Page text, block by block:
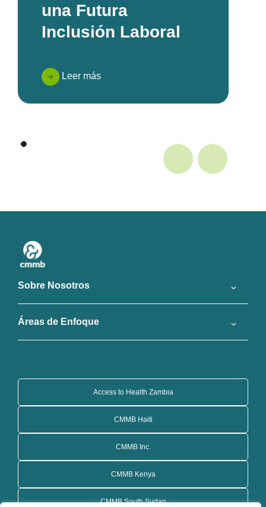
una Futura
Inclusión Laboral
Leer más
Sobre Nosotros
Áreas de Enfoque
Access to Health Zambia
CMMB Haiti
CMMB Inc.
CMMB Kenya
CMMB South Sudan